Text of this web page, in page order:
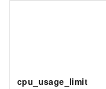
cpu_usage_limit